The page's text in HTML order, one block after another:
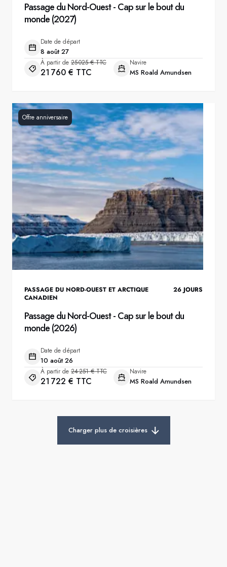
Passage du Nord-Ouest - Cap sur le bout du
monde (2027)
Date de départ
8 août 27
À partir de 25 025 € TTC
21 760 € TTC
Navire
MS Roald Amundsen
Offre anniversaire
PASSAGE DU NORD-OUEST ET ARCTIQUE
CANADIEN
26 JOURS
Passage du Nord-Ouest - Cap sur le bout du
monde (2026)
Date de départ
10 août 26
À partir de 24 251 € TTC
21 722 € TTC
Navire
MS Roald Amundsen
Charger plus de croisières